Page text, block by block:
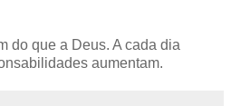
do que a Deus. A cada dia
aumentam.